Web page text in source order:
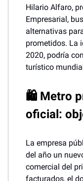
Hilario Alfaro,
Empresarial,
alternativas
prometidos. La
2020, podría
turístico
🛍️ Metro
oficial:
La empresa
del año un
comercial del
facturados, el